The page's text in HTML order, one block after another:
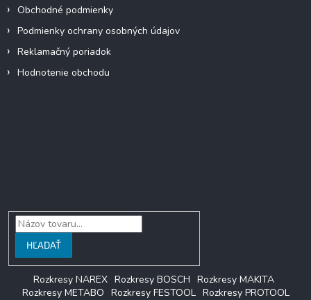
Obchodné podmienky
Podmienky ochrany osobných údajov
Reklamačný poriadok
Hodnotenie obchodu
HĽADAŤ
Rozkresy NAREX Rozkresy BOSCH Rozkresy MAKITA
Rozkresy METABO Rozkresy FESTOOL Rozkresy PROTOOL